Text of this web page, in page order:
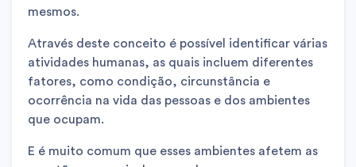
mesmos.
Através deste conceito é possível identificar várias
atividades humanas, as quais incluem diferentes
fatores, como condição, circunstância e
ocorrência na vida das pessoas e dos ambientes
que ocupam.
E é muito comum que esses ambientes afetem as